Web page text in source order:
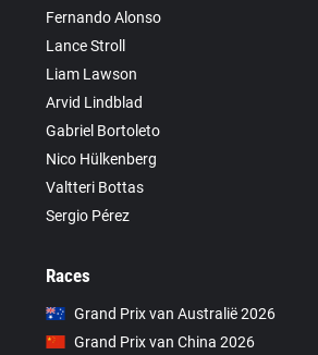
Fernando Alonso
Lance Stroll
Liam Lawson
Arvid Lindblad
Gabriel Bortoleto
Nico Hülkenberg
Valtteri Bottas
Sergio Pérez
Races
Grand Prix van Australië 2026
Grand Prix van China 2026